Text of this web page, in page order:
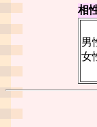
相
男
女